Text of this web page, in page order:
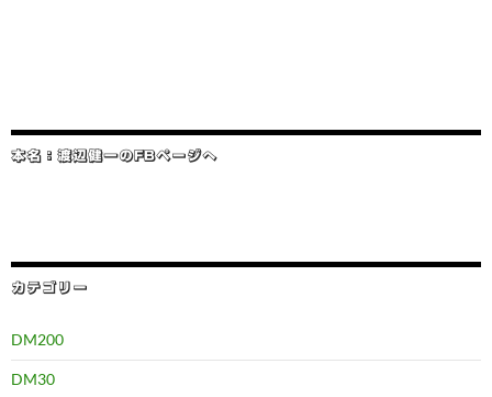
本名：渡辺健一のFBページへ
カテゴリー
DM200
DM30